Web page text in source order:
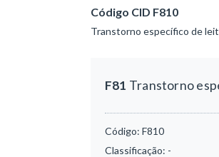
Código CID F810
Transtorno específico de
F81 Transtorno
Código: F810
Classificação: -